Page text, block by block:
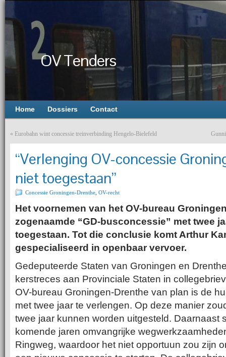
OV Tenders
Home Dossiers Contact
« Eurobahn wint concessie treinverbinding Hengelo-Bielefeld
“Verlenging OV-concessie
niet toegestaan”
Concessie Groningen-Drenthe OV-recht
Het voornemen van het OV-bureau
zogenaamde “GD-busconcessie” met twee
toegestaan. Tot die conclusie komt Arthur
gespecialiseerd in openbaar vervoer.
Gedeputeerde Staten van Groningen en
kerstreces aan Provinciale Staten in
OV-bureau Groningen-Drenthe van plan is de
met twee jaar te verlengen. Op deze manier
twee jaar kunnen worden uitgesteld. Daarnaast
komende jaren omvangrijke
Ringweg, waardoor het niet opportuun zou zijn